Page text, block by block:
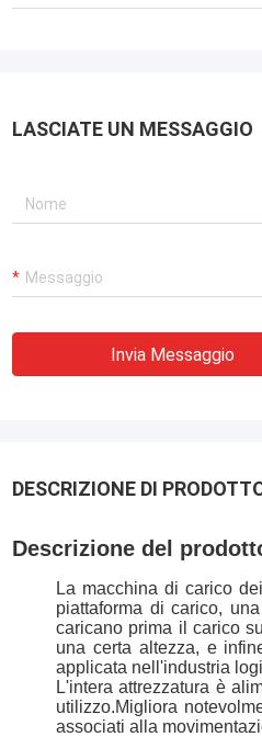
LASCIATE UN MESSAGGIO
Invia Messaggio
DESCRIZIONE DI
Descrizione del
La macchina di carico
piattaforma di carico,
caricano prima il carico
una certa altezza, e
applicata nell'industria
L'intera attrezzatura è
utilizzo.Migliora
associati alla